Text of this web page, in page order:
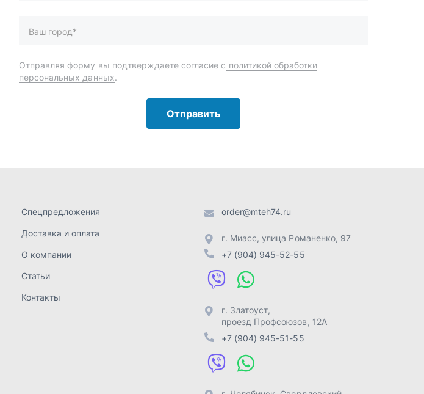
Доставка и оплата
+7 (904) 945-52-55
г. Челябинск,Свердловский
тракт, 3Е
Отправить заявку